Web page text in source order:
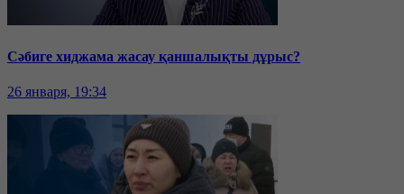
Сәбиге хиджама жасау қаншалықты дұрыс?
26 января, 19:34